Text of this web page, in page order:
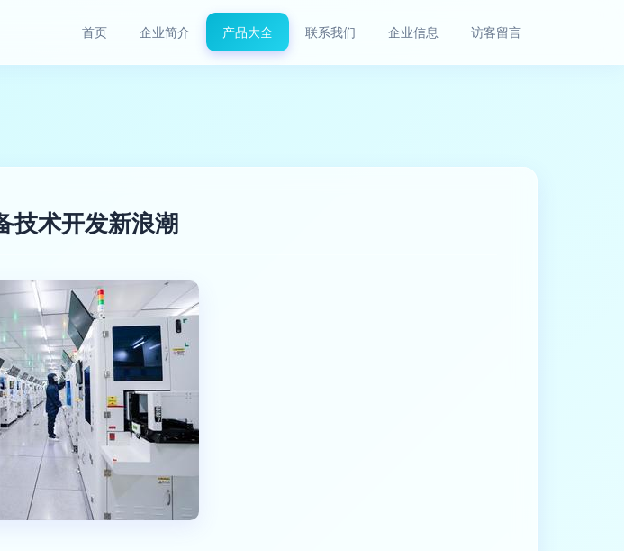
首页 企业简介 产品大全 联系我们 企业信息 访客留言
技术开发新浪潮